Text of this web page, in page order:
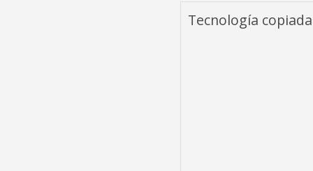
Tecnología